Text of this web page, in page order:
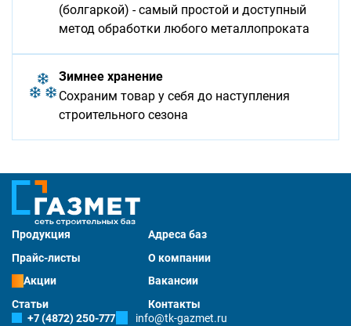
(болгаркой) - самый простой и доступный
метод обработки любого металлопроката
Зимнее хранение
Сохраним товар у себя до наступления
строительного сезона
Продукция
Адреса баз
Прайс-листы
О компании
Акции
Вакансии
Статьи
Контакты
+7 (4872) 250-777
info@tk-gazmet.ru